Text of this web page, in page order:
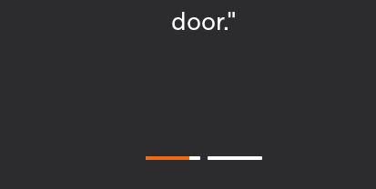
comfortabel. Kan dit niet